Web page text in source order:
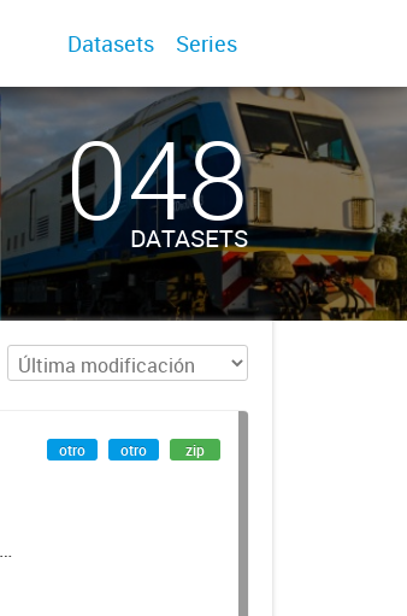
Datasets Series
048
DATASETS
otro otro zip